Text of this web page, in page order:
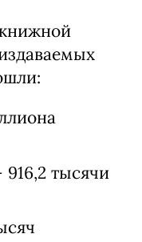
своих новых
это,
окончания